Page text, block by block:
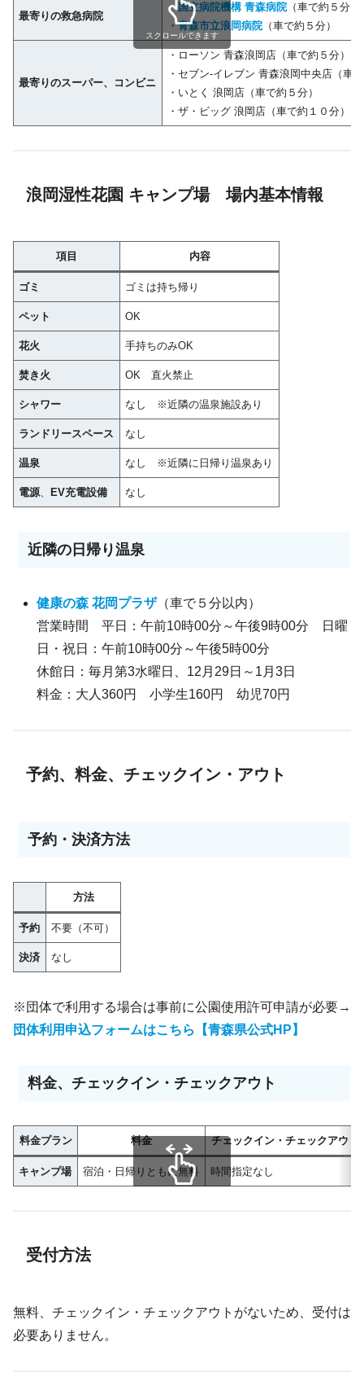
最寄りの救急病院
・国立病院機構 青森病院 （車で約５分）
・青森市立浪岡病院 （車で約５分）
最寄りのスーパー、コンビニ
・ローソン 青森浪岡店（車で約５分）
・セブン-イレブン 青森浪岡中央店（車
・いとく 浪岡店（車で約５分）
・ザ・ビッグ 浪岡店（車で約１０分）
スクロールできます
浪岡湿性花園 キャンプ場 場内基本情報
項目 内容
ゴミ ゴミは持ち帰り
ペット OK
花火 手持ちのみOK
焚き火 OK 直火禁止
シャワー なし ※近隣の温泉施設あり
ランドリースペース なし
温泉 なし ※近隣に日帰り温泉あり
電源、 EV充電設備 なし
近隣の日帰り温泉
健康の森 花岡プラザ（車で５分以内）
営業時間 平日：午前10時00分～午後9時00分 日曜
日・祝日：午前10時00分～午後5時00分
休館日：毎月第3水曜日、12月29日～1月3日
料金：大人360円 小学生160円 幼児70円
予約、料金、チェックイン・アウト
予約・決済方法
方法
予約 不要（不可）
決済 なし
※団体で利用する場合は事前に公園使用許可申請が必要→
団体利用申込フォームはこちら【青森県公式HP】
料金、チェックイン・チェックアウト
料金プラン 料金 チェックイン・チェックアウト
キャンプ場 宿泊・日帰りともに無料 時間指定なし
受付方法
無料、チェックイン・チェックアウトがないため、受付は
必要ありません。